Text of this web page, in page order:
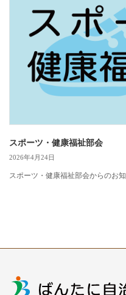
スポーツ・健康福祉部会
2026年4月24日
スポーツ・健康福祉部会からのお